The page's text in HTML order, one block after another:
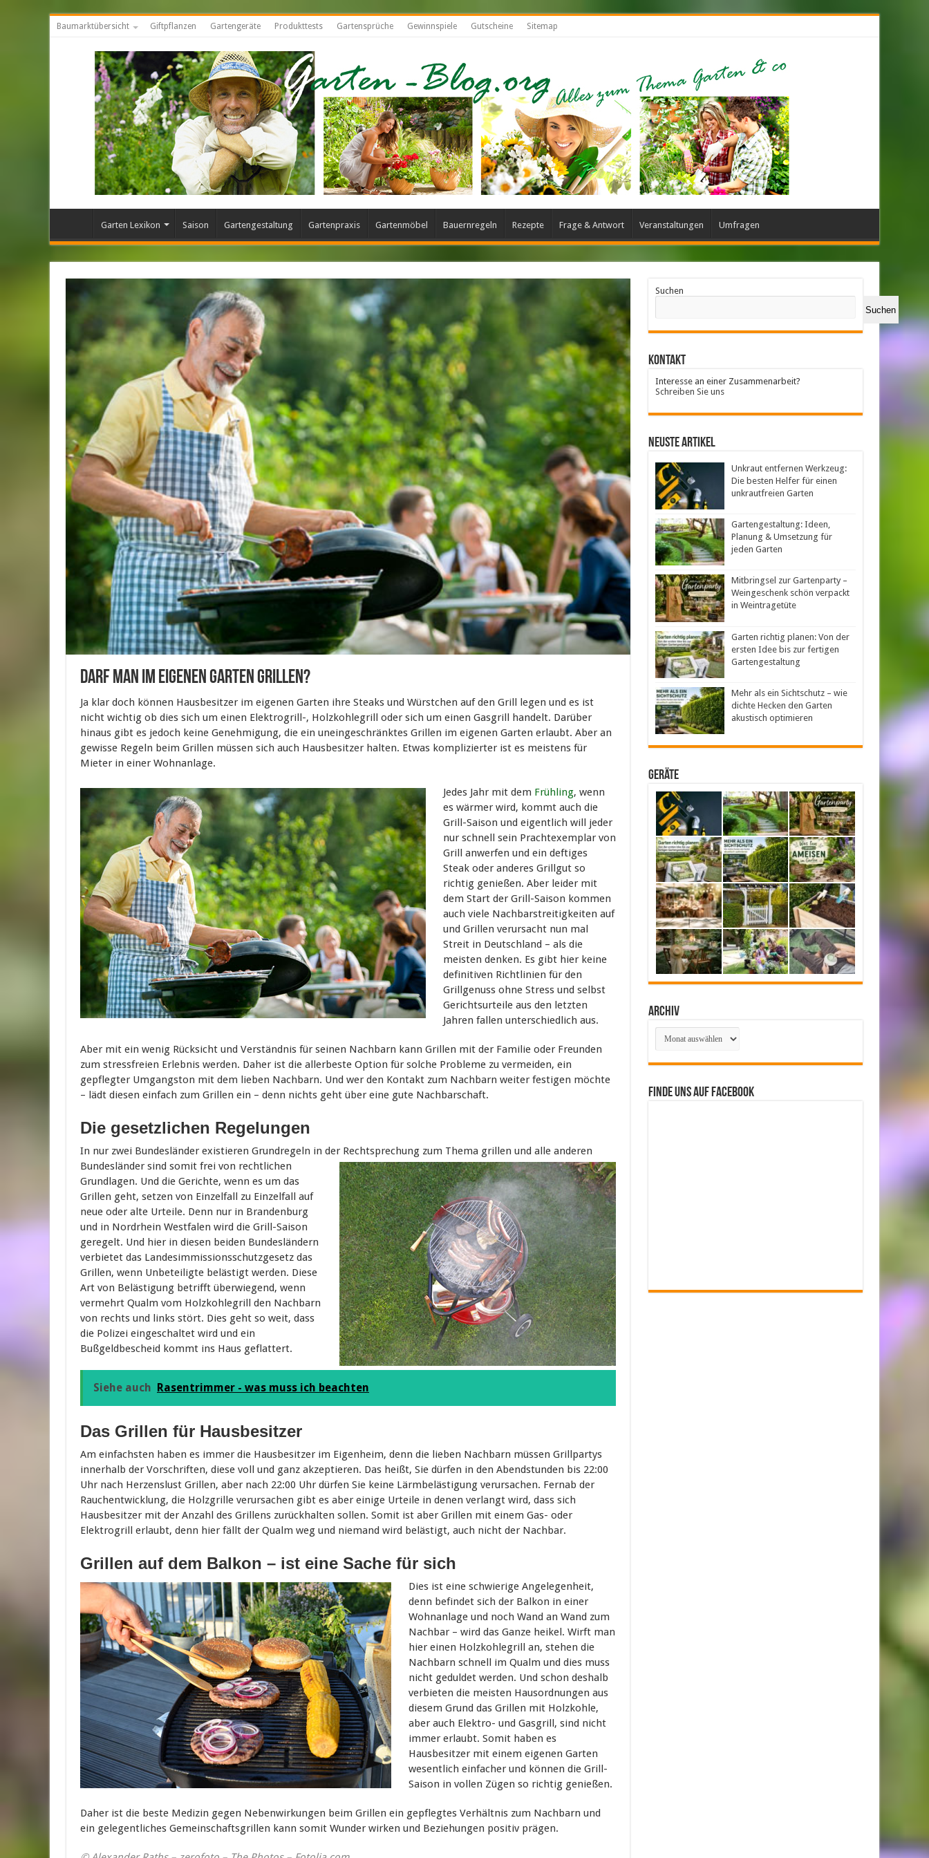
Baumarktübersicht Giftpflanzen Gartengeräte Produkttests Gartensprüche Gewinnspiele Gutscheine Sitemap
Garten Lexikon Saison Gartengestaltung Gartenpraxis Gartenmöbel Bauernregeln Rezepte Frage & Antwort Veranstaltungen Umfragen
Darf man im eigenen Garten grillen?
Ja klar doch können Hausbesitzer im eigenen Garten ihre Steaks und Würstchen auf den Grill legen und es ist
nicht wichtig ob dies sich um einen Elektrogrill-, Holzkohlegrill oder sich um einen Gasgrill handelt. Darüber
hinaus gibt es jedoch keine Genehmigung, die ein uneingeschränktes Grillen im eigenen Garten erlaubt. Aber an
gewisse Regeln beim Grillen müssen sich auch Hausbesitzer halten. Etwas komplizierter ist es meistens für
Mieter in einer Wohnanlage.
Jedes Jahr mit dem Frühling, wenn
es wärmer wird, kommt auch die
Grill-Saison und eigentlich will jeder
nur schnell sein Prachtexemplar von
Grill anwerfen und ein deftiges
Steak oder anderes Grillgut so
richtig genießen. Aber leider mit
dem Start der Grill-Saison kommen
auch viele Nachbarstreitigkeiten auf
und Grillen verursacht nun mal
Streit in Deutschland – als die
meisten denken. Es gibt hier keine
definitiven Richtlinien für den
Grillgenuss ohne Stress und selbst
Gerichtsurteile aus den letzten
Jahren fallen unterschiedlich aus.
Aber mit ein wenig Rücksicht und Verständnis für seinen Nachbarn kann Grillen mit der Familie oder Freunden
zum stressfreien Erlebnis werden. Daher ist die allerbeste Option für solche Probleme zu vermeiden, ein
gepflegter Umgangston mit dem lieben Nachbarn. Und wer den Kontakt zum Nachbarn weiter festigen möchte
– lädt diesen einfach zum Grillen ein – denn nichts geht über eine gute Nachbarschaft.
Die gesetzlichen Regelungen
In nur zwei Bundesländer existieren Grundregeln in der Rechtsprechung zum Thema grillen und alle anderen
Bundesländer sind somit frei von rechtlichen
Grundlagen. Und die Gerichte, wenn es um das
Grillen geht, setzen von Einzelfall zu Einzelfall auf
neue oder alte Urteile. Denn nur in Brandenburg
und in Nordrhein Westfalen wird die Grill-Saison
geregelt. Und hier in diesen beiden Bundesländern
verbietet das Landesimmissionsschutzgesetz das
Grillen, wenn Unbeteiligte belästigt werden. Diese
Art von Belästigung betrifft überwiegend, wenn
vermehrt Qualm vom Holzkohlegrill den Nachbarn
von rechts und links stört. Dies geht so weit, dass
die Polizei eingeschaltet wird und ein
Bußgeldbescheid kommt ins Haus geflattert.
Siehe auch Rasentrimmer - was muss ich beachten
Das Grillen für Hausbesitzer
Am einfachsten haben es immer die Hausbesitzer im Eigenheim, denn die lieben Nachbarn müssen Grillpartys
innerhalb der Vorschriften, diese voll und ganz akzeptieren. Das heißt, Sie dürfen in den Abendstunden bis 22:00
Uhr nach Herzenslust Grillen, aber nach 22:00 Uhr dürfen Sie keine Lärmbelästigung verursachen. Fernab der
Rauchentwicklung, die Holzgrille verursachen gibt es aber einige Urteile in denen verlangt wird, dass sich
Hausbesitzer mit der Anzahl des Grillens zurückhalten sollen. Somit ist aber Grillen mit einem Gas- oder
Elektrogrill erlaubt, denn hier fällt der Qualm weg und niemand wird belästigt, auch nicht der Nachbar.
Grillen auf dem Balkon – ist eine Sache für sich
Dies ist eine schwierige Angelegenheit,
denn befindet sich der Balkon in einer
Wohnanlage und noch Wand an Wand zum
Nachbar – wird das Ganze heikel. Wirft man
hier einen Holzkohlegrill an, stehen die
Nachbarn schnell im Qualm und dies muss
nicht geduldet werden. Und schon deshalb
verbieten die meisten Hausordnungen aus
diesem Grund das Grillen mit Holzkohle,
aber auch Elektro- und Gasgrill, sind nicht
immer erlaubt. Somit haben es
Hausbesitzer mit einem eigenen Garten
wesentlich einfacher und können die Grill-
Saison in vollen Zügen so richtig genießen.
Daher ist die beste Medizin gegen Nebenwirkungen beim Grillen ein gepflegtes Verhältnis zum Nachbarn und
ein gelegentliches Gemeinschaftsgrillen kann somit Wunder wirken und Beziehungen positiv prägen.
Suchen
Suchen
Kontakt
Interesse an einer Zusammenarbeit?
Schreiben Sie uns
neuste Artikel
Unkraut entfernen Werkzeug:
Die besten Helfer für einen
unkrautfreien Garten
Gartengestaltung: Ideen,
Planung & Umsetzung für
jeden Garten
Mitbringsel zur Gartenparty –
Weingeschenk schön verpackt
in Weintragetüte
Garten richtig planen: Von der
ersten Idee bis zur fertigen
Gartengestaltung
Mehr als ein Sichtschutz – wie
dichte Hecken den Garten
akustisch optimieren
Geräte
Archiv
Archiv
Finde uns auf Facebook